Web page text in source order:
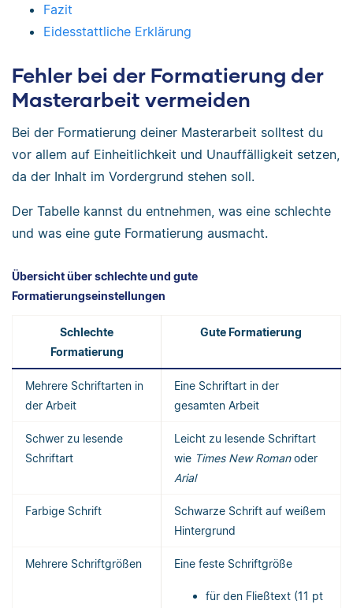
Fazit
Eidesstattliche Erklärung
Fehler bei der Formatierung der
Masterarbeit vermeiden
Bei der Formatierung deiner Masterarbeit solltest du
vor allem auf Einheitlichkeit und Unauffälligkeit setzen,
da der Inhalt im Vordergrund stehen soll.
Der Tabelle kannst du entnehmen, was eine schlechte
und was eine gute Formatierung ausmacht.
Übersicht über schlechte und gute
Formatierungseinstellungen
Schlechte
Formatierung
Gute Formatierung
Mehrere Schriftarten in
der Arbeit
Eine Schriftart in der
gesamten Arbeit
Schwer zu lesende
Schriftart
Leicht zu lesende Schriftart
wie Times New Romanoder
Arial
Farbige Schrift
Schwarze Schrift auf weißem
Hintergrund
Mehrere Schriftgrößen Eine feste Schriftgröße
für den Fließtext (11 pt